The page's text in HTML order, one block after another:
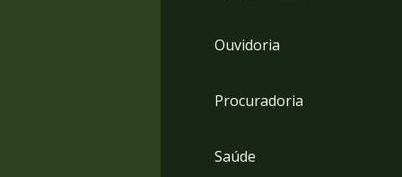
Ouvidoria
Procuradoria
Saúde